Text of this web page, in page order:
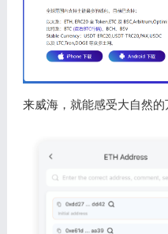
来威海，就能感受大自然的